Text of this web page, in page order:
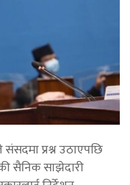
प्रश्न उठाएपछि
सैनिक साझेदारी